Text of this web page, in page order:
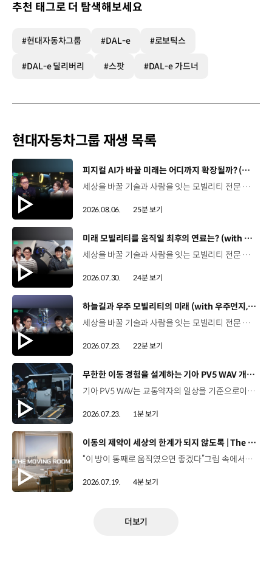
추천 태그로 더 탐색해보세요
#현대자동차그룹 #DAL-e #로보틱스
#DAL-e 딜리버리 #스팟 #DAL-e 가드너
현대자동차그룹 재생 목록
[동영상]
피지컬 AI가 바꿀 미래는 어디까지 확장될까? (with 카이스트 김대식 교수) | 현대진행형 팟캐스트 EP. 22
세상을 바꿀 기술과 사람을 잇는 모빌리티 전문 팟캐스트, 현대진행형. 🔊과학커뮤니케이터 이독실, 여도은 앵커‬,그리고 카이스트 김대식 교수와 함께했습니다. 이제는 AI가 물건을 옮기고, 사람을 돕고, 함께 일하는 시대! 스물두 번째 에피소드에서는 몸을 가진 AI, ‘피지컬 AI’를 주제로휴머노이드가 사람을 닮은 이유부터 산업과 일상에 가져올 변화,그리고 현대자동차그룹이 준비하는 피지컬 AI의 미래까지 이야기합니다. 화면 밖을 나와 몸을 갖게 된 AI, 우리의 일상은 어떻게 달라질까요?현대진행형 22편에서 확인해 보세요. 현대진행형 팟빵 ▶현대진행형 애플 팟캐스트 ▶현대진행형 스포티파이 ▶ 00:00 하이라이트00:37 출연진 소개01:00 몸을 가진 AI, 피지컬 AI란?01:31 10년 만에 달라진 휴머노이드 기술02:42 도구로 능력을 확장해 온 인간04:51 인간의 의지까지 확장하는 AI05:30 휴머노이드는 왜 사람을 닮았을까?07:18 휴머노이드 개발에 남은 가장 큰 과제07:31 인간의 손과 다른 아틀라스의 손08:36 피지컬 AI가 가장 먼저 필요한 분야09:32 AI 시대, 노동의 의미는 달라질까?12:13 아직 1%도 시작하지 않은 피지컬 AI16:28 현대자동차그룹이 준비해 온 피지컬 AI17:31 미래 모빌리티는 어떤 모습일까?19:14 현대자동차그룹이 가진 풀스택 경쟁력20:10 피지컬 AI의 성능을 결정하는 모션 데이터22:49 휴머노이드와 함께 일하는 시대23:51 클로징 *본 영상에 포함된 참여자의 의견은 현대자동차그룹의 공식 입장과 다를 수 있습니다. #현대자동차그룹 #현대진행형 #모빌리티팟캐스트 #피지컬AI #휴머노이드 #보스턴다이나믹스 #아틀라스 #미래모빌리티 #모빌리티 #팟캐스트
2026.08.06. 25분 보기
[동영상]
미래 모빌리티를 움직일 최후의 연료는? (with 우주먼지, 항성) | 현대진행형 팟캐스트 EP. 21
세상을 바꿀 기술과 사람을 잇는 모빌리티 전문 팟캐스트, 현대진행형. 🔊 과학커뮤니케이터 이독실, 여도은 앵커,그리고 천문학자 우주먼지, 과학커뮤니케이터 항성과 함께했습니다. 휘발유부터 전기차, 수소전기차, 하이브리드까지미래 모빌리티를 움직일 연료는 무엇일까요? 스물한 번째 에피소드에서는 자동차의 '연료'를 주제로다양한 에너지가 만들어갈 미래 모빌리티 라이프스타일을 이야기합니다. 연료가 바뀌면 자동차도, 우리의 이동 방식도 달라지지 않을까요?현대진행형 21편에서 확인해 보세요. 현대진행형 팟빵▶ 현대진행형 애플 팟캐스트▶현대진행형 스포티파이▶ 00:00 하이라이트00:21 인트로 / 자기소개00:58 자동차의 성격, 무엇으로 결정될까?03:38 연료란, 자동차의 성격을 결정하는 DNA04:24 휘발유는 어떻게 연료 경쟁에서 살아남았을까06:09 휘발유의 과거와 현재, 유연휘발유 속 납성분07:02 지구를 납으로 오염시키던 유연휘발유가 사라진 이유08:47 달리는 전자제품이 된 자동차, SDV 시대로의 전환09:46 '기계공학' 시스템에서 '소프트웨어'로 변화하는 모빌리티11:18 친환경차 시대가 오기까지의 기술적 과제11:43 전기차 배터리가 풀어야 할 숙제12:25 배터리를 관리하는 BMS 기술13:51 수소전기차, 인프라가 먼저일까 수요가 먼저일까?14:23 수소가 청정 연료로 주목받는 이유15:08 우주에서 가장 흔한 원소, 수소 생산과 운송의 현실적인 과제16:49 수소가 필요한 모빌리티는 따로 있다18:21 하이브리드가 대세인 시대, 그 이유는? 19:26 하이브리드는 연료 과도기를 견디게 해주는 기술21:44 전기·수소·하이브리드를 함께 준비하는 멀티 파워트레인 전략이란?23:30 클로징 *본 영상에 포함된 참여자의 의견은 현대자동차그룹의 공식 입장과 다를 수 있습니다. #현대자동차그룹 #현대진행형 #모빌리티팟캐스트 #전기차 #수소전기차 #연료 #에너지 #미래모빌리티 #모빌리티 #팟캐스트
2026.07.30. 24분 보기
[동영상]
하늘길과 우주 모빌리티의 미래 (with 우주먼지, 항성) | 현대진행형 팟캐스트 EP. 20
세상을 바꿀 기술과 사람을 잇는 모빌리티 전문 팟캐스트, 현대진행형. 🔊 과학커뮤니케이터 이독실, 여도은 앵커,그리고 천문학자 우주먼지, 과학커뮤니케이터 항성과 함께했습니다. 우주정거장을 거쳐 뉴욕으로 향하는 미래를 상상해본 적 있나요?스무 번째 에피소드에서는 하늘 위 교통 체계와 이동 수단의 모습,그리고 지상을 넘어 우주로 확장되는 모빌리티의 가능성까지 살펴봅니다. 하늘길이 열리면 우리의 일상은 어떻게 달라질지,현대진행형 20편에서 확인해 보세요. 현대진행형 팟빵▶현대진행형 애플 팟캐스트▶현대진행형 스포티파이▶ 00:00 하이라이트00:24 인트로 / 자기소개00:47 하늘길의 교통은 어떻게 다를까02:33 하늘의 교통 관제 시스템03:10 하늘을 나는 자동차의 모습은?05:10 미래 하늘길의 동력원과 연료06:42 휘발유 대신 항공유가 쓰일 가능성07:18 자동차에서 모빌리티로의 변화08:13 하늘길 시대의 도로와 도시10:02 우주 모빌리티는 어디까지 가능할까12:18 우주를 경험하는 미래12:57 우주로 확장되는 모빌리티13:30 하늘과 우주에서 좋은 차의 기준은?14:54 우주 관광은 누구나 가능할까16:35 현대로템과 한국 우주 산업의 미래18:37 미래 모빌리티가 바꿀 우리의 일상 *본 영상에 포함된 참여자의 의견은 현대자동차그룹의 공식 입장과 다를 수 있습니다. #현대자동차그룹 #현대진행형 #모빌리티팟캐스트 #UAM #스카이모빌리티 #하늘길 #자율주행 #우주 #우주항공 #모빌리티 #팟캐스트
2026.07.23. 22분 보기
[동영상]
무한한 이동 경험을 설계하는 기아 PV5 WAV 개발 스토리 | The Moving Room
기아 PV5 WAV는 교통약자의 일상을 기준으로이동 과정을 다시 설계했습니다. 탑승자의 목적에 맞게 확장되는 모빌리티, PV5 WAV 개발 스토리를 영상으로 확인해 보세요. #현대자동차그룹 #TheMovingRoom #기아 #PV5 #PV5WAV #PBV #목적기반모빌리티
2026.07.23. 1분 보기
[동영상]
이동의 제약이 세상의 한계가 되지 않도록 | The Moving Room
“이 방이 통째로 움직였으면 좋겠다”그림 속에서만 그리던 여행이 현실이 되기까지 기아 PV5 WAV는 필요한 의료 장비를 싣고가족과 한 공간에서 함께 떠날 수 있도록이동의 경험을 다시 설계했습니다. 같은 풍경을 보고, 같은 순간을 나누는 일현대자동차그룹은 모두를 위한 이동을 만들어갑니다. #현대자동차그룹 #TheMovingRoom #PV5 #기아 #목적기반모빌리티 #PV5WAV #PBV
2026.07.19. 4분 보기
더보기